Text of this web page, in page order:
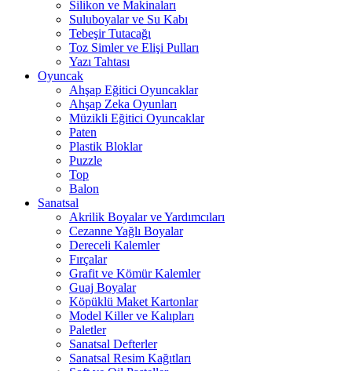
Silikon ve Makinaları
Suluboyalar ve Su Kabı
Tebeşir Tutacağı
Toz Simler ve Elişi Pulları
Yazı Tahtası
Oyuncak
Ahşap Eğitici Oyuncaklar
Ahşap Zeka Oyunları
Müzikli Eğitici Oyuncaklar
Paten
Plastik Bloklar
Puzzle
Top
Balon
Sanatsal
Akrilik Boyalar ve Yardımcıları
Cezanne Yağlı Boyalar
Dereceli Kalemler
Fırçalar
Grafit ve Kömür Kalemler
Guaj Boyalar
Köpüklü Maket Kartonlar
Model Killer ve Kalıpları
Paletler
Sanatsal Defterler
Sanatsal Resim Kağıtları